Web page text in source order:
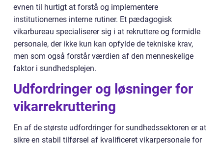
evnen til hurtigt at forstå og implementere
institutionernes interne rutiner. Et pædagogisk
vikarbureau specialiserer sig i at rekruttere og formidle
personale, der ikke kun kan opfylde de tekniske krav,
men som også forstår værdien af den menneskelige
faktor i sundhedsplejen.
Udfordringer og løsninger for
vikarrekruttering
En af de største udfordringer for sundhedssektoren er at
sikre en stabil tilførsel af kvalificeret vikarpersonale for